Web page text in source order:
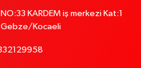
NO:33 KARDEM iş merkezi Kat:1
Kocaeli